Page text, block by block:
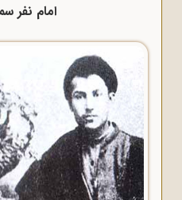
امام نفر